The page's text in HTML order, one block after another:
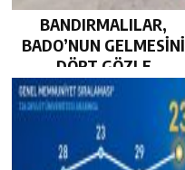
BANDIRMALILAR,
BADO’NUN GELMESİNİ
DÖRT GÖZLE
BEKLİYOR…